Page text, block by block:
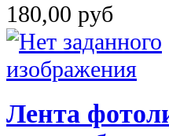
180,00 руб
Лента